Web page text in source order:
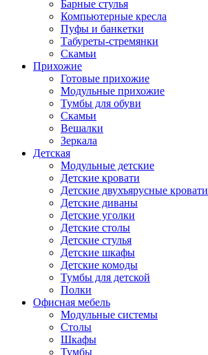
Барные стулья
Компьютерные кресла
Пуфы и банкетки
Табуреты-стремянки
Скамьи
Прихожие
Готовые прихожие
Модульные прихожие
Тумбы для обуви
Скамьи
Вешалки
Зеркала
Детская
Модульные детские
Детские кровати
Детские двухъярусные кровати
Детские диваны
Детские уголки
Детские столы
Детские стулья
Детские шкафы
Детские комоды
Тумбы для детской
Полки
Офисная мебель
Модульные системы
Столы
Шкафы
Тумбы